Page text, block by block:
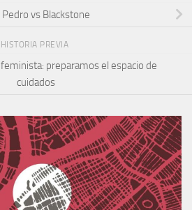
Pedro vs Blackstone
HISTORIA PREVIA
preparamos el espacio de
cuidados